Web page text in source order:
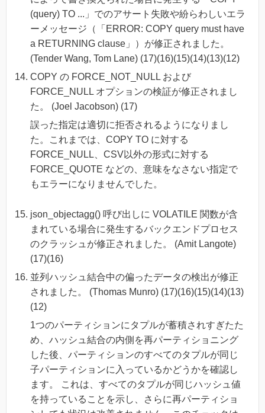
(query) TO ...」でのアサート失敗や紛らわしいエラ
ーメッセージ（「ERROR: COPY query must have
a RETURNING clause」）が修正されました。
(Tender Wang, Tom Lane) (17)(16)(15)(14)(13)(12)
COPY の FORCE_NOT_NULL および
FORCE_NULL オプションの検証が修正されまし
た。 (Joel Jacobson) (17)
誤った指定は適切に拒否されるようになりまし
た。これまでは、COPY TO に対する
FORCE_NULL、CSV以外の形式に対する
FORCE_QUOTE などの、意味をなさない指定で
もエラーになりませんでした。
json_objectagg() 呼び出しに VOLATILE 関数が含
まれている場合に発生するバックエンドプロセス
のクラッシュが修正されました。 (Amit Langote)
(17)(16)
並列ハッシュ結合中の偏ったデータの検出が修正
されました。 (Thomas Munro) (17)(16)(15)(14)(13)
(12)
1つのパーティションにタプルが蓄積されすぎたた
め、ハッシュ結合の内側を再パーティショニング
した後、パーティションのすべてのタプルが同じ
子パーティションに入っているかどうかを確認し
ます。 これは、すべてのタプルが同じハッシュ値
を持っていることを示し、さらに再パーティショ